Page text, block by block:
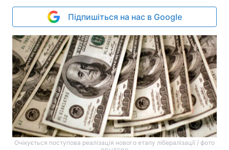
Підпишіться на нас в Google
Очікується поступова реалізація нового етапу лібералізації / фото